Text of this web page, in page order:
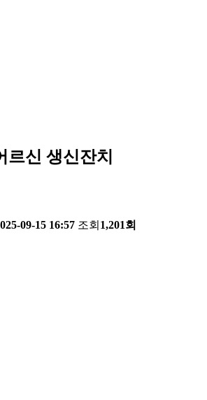
르신 생신잔치
09-15 16:57 조회 1,201회